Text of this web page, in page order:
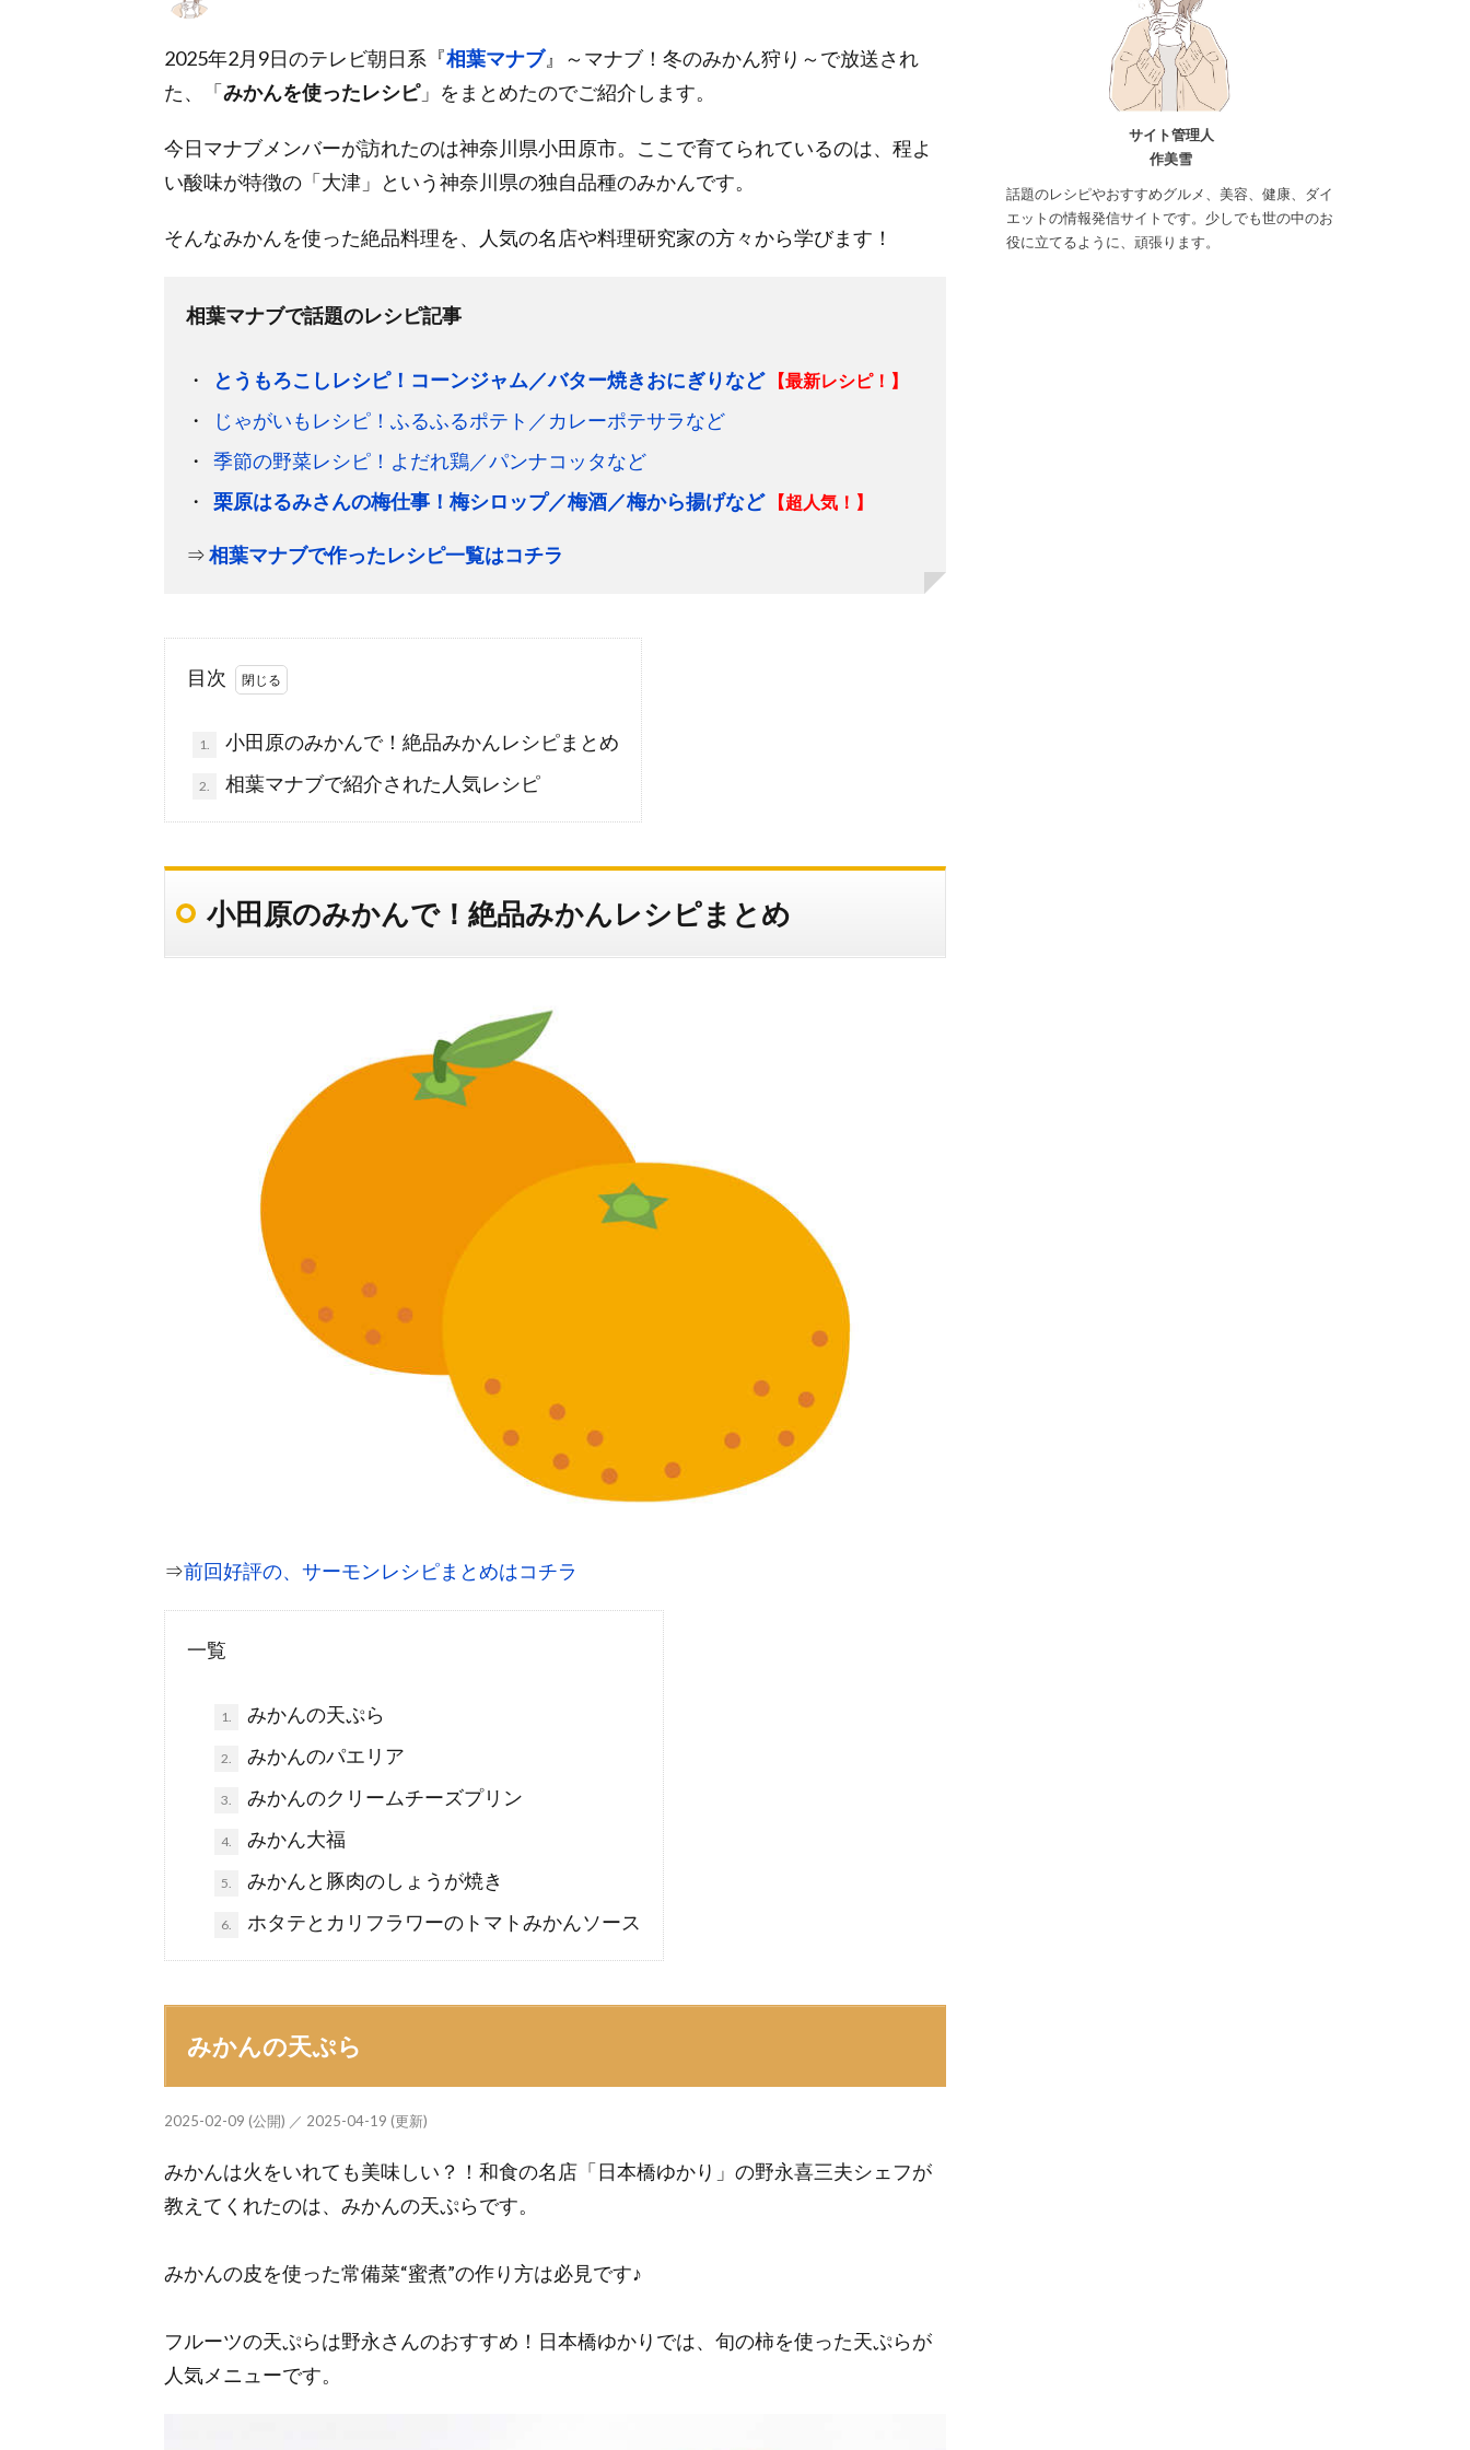
2025年2月9日のテレビ朝日系『相葉マナブ』～マナブ！冬のみかん狩り～で放送され
た、「みかんを使ったレシピ」をまとめたのでご紹介します。
今日マナブメンバーが訪れたのは神奈川県小田原市。ここで育てられているのは、程よ
い酸味が特徴の「大津」という神奈川県の独自品種のみかんです。
そんなみかんを使った絶品料理を、人気の名店や料理研究家の方々から学びます！
相葉マナブで話題のレシピ記事
とうもろこしレシピ！コーンジャム／バター焼きおにぎりなど 【最新レシピ！】
じゃがいもレシピ！ふるふるポテト／カレーポテサラなど
季節の野菜レシピ！よだれ鶏／パンナコッタなど
栗原はるみさんの梅仕事！梅シロップ／梅酒／梅から揚げなど
【超人気！】
⇒相葉マナブで作ったレシピ一覧はコチラ
目次
1. 小田原のみかんで！絶品みかんレシピまとめ
2. 相葉マナブで紹介された人気レシピ
小田原のみかんで！絶品みかんレシピまとめ
⇒前回好評の、サーモンレシピまとめはコチラ
一覧
1. みかんの天ぷら
2. みかんのパエリア
3. みかんのクリームチーズプリン
4. みかん大福
5. みかんと豚肉のしょうが焼き
6. ホタテとカリフラワーのトマトみかんソース
みかんの天ぷら
2025-02-09 (公開) ／ 2025-04-19 (更新)
みかんは火をいれても美味しい？！和食の名店「日本橋ゆかり」の野永喜三夫シェフが
教えてくれたのは、みかんの天ぷらです。
みかんの皮を使った常備菜“蜜煮”の作り方は必見です♪
フルーツの天ぷらは野永さんのおすすめ！日本橋ゆかりでは、旬の柿を使った天ぷらが
人気メニューです。
サイト管理人
作美雪
話題のレシピやおすすめグルメ、美容、健康、ダイ
エットの情報発信サイトです。少しでも世の中のお
役に立てるように、頑張ります。